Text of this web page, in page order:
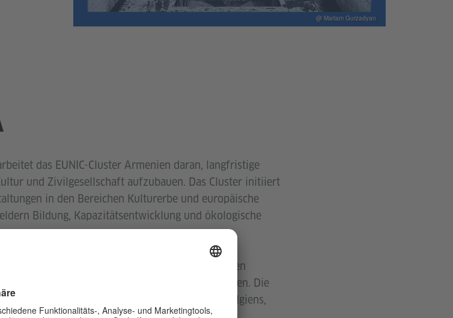
@ Mariam Gurzadyan
das EUNIC-Cluster Armenien daran, langfristige
und Zivilgesellschaft aufzubauen. Das Cluster initiiert
in den Bereichen Kulturerbe und europäische
Bildung, Kapazitätsentwicklung und ökologische
dafür, langfristige Kooperationen mit kulturellen
Initiativen im Land aufzubauen. Die
Goethe-Institut Armenien die Botschaften Belgiens,